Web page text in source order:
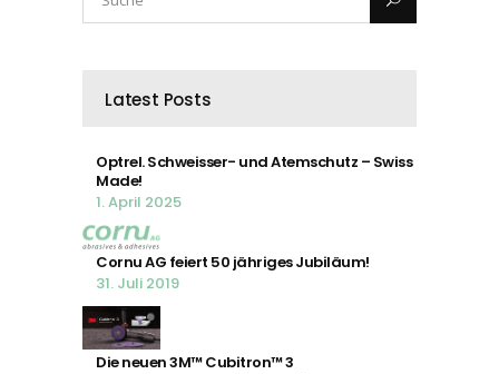
Latest Posts
Optrel. Schweisser- und Atemschutz – Swiss
Made!
1. April 2025
Cornu AG feiert 50 jähriges Jubiläum!
31. Juli 2019
Die neuen 3M™ Cubitron™ 3